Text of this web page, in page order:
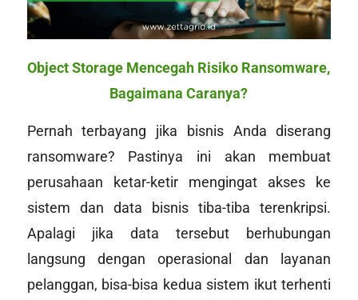
Object Storage Mencegah Risiko Ransomware,
Bagaimana Caranya?
Pernah terbayang jika bisnis Anda diserang
ransomware? Pastinya ini akan membuat
perusahaan ketar-ketir mengingat akses ke
sistem dan data bisnis tiba-tiba terenkripsi.
Apalagi jika data tersebut berhubungan
langsung dengan operasional dan layanan
pelanggan, bisa-bisa kedua sistem ikut terhenti